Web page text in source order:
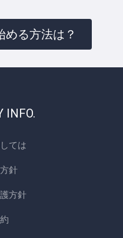
める方法は？
INFO.
ては
針
方針